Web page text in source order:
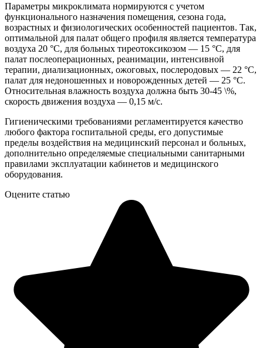
Параметры микроклимата нормируются с учетом
функционального назначения помещения, сезона года,
возрастных и физиологических особенностей пациентов. Так,
оптимальной для палат общего профиля является температура
воздуха 20 °С, для больных тиреотоксикозом — 15 °С, для
палат послеоперационных, реанимации, интенсивной
терапии, диализационных, ожоговых, послеродовых — 22 °С,
палат для недоношенных и новорожденных детей — 25 °С.
Относительная влажность воздуха должна быть 30-45 \%,
скорость движения воздуха — 0,15 м/с.
Гигиеническими требованиями регламентируется качество
любого фактора госпитальной среды, его допустимые
пределы воздействия на медицинский персонал и больных,
дополнительно определяемые специальными санитарными
правилами эксплуатации кабинетов и медицинского
оборудования.
Оцените статью